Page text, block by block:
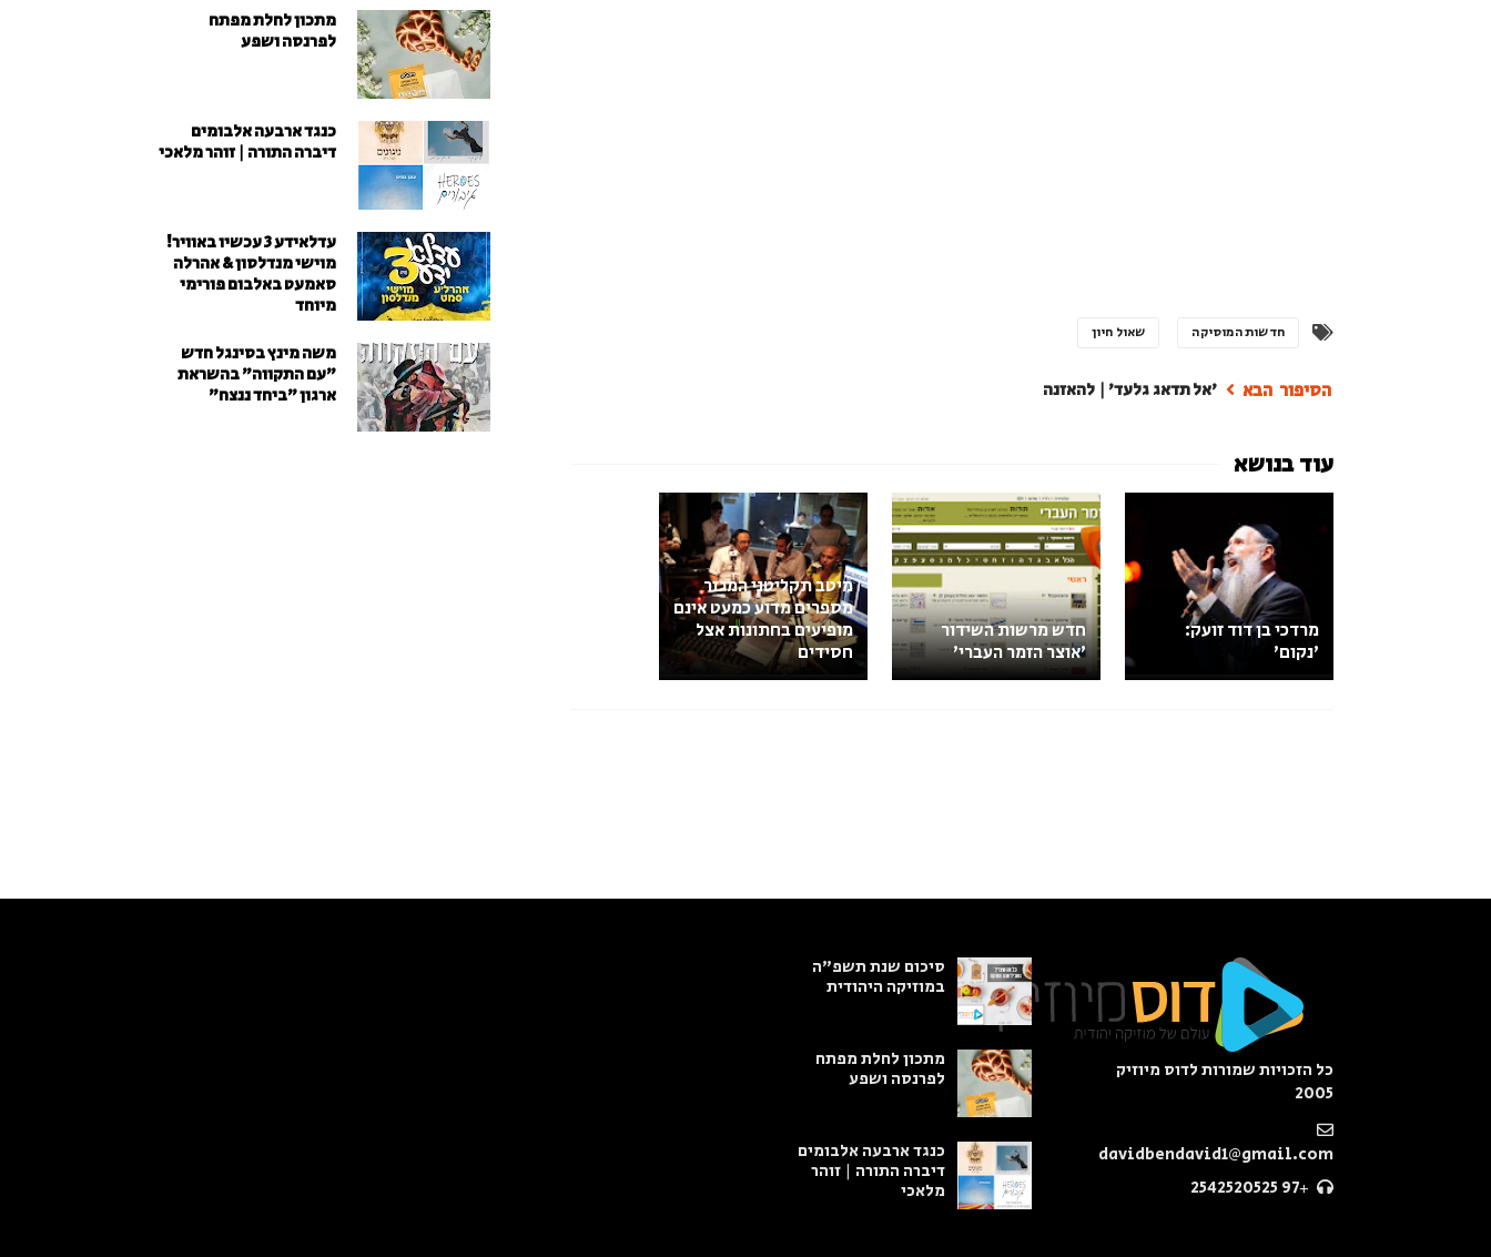
חדשות המוסיקה שאול חיון
'אל תדאג גלעד' | להאזנה
מרדכי בן דוד זועק:
'נקום'
חדש מרשות השידור
'אוצר הזמר העברי'
מיטב תקליטני המגזר
מספרים מדוע כמעט אינם
מופיעים בחתונות אצל
חסידים
מתכון לחלת מפתח
לפרנסה ושפע
כנגד ארבעה אלבומים
דיברה התורה | זוהר מלאכי
עדלאידע 3 עכשיו באוויר!
מוישי מנדלסון & אהרלה
סאמעט באלבום פורימי
מיוחד
משה מינץ בסינגל חדש
״עם התקווה״ בהשראת
ארגון "ביחד ננצח"
כל הזכויות שמורות לדוס מיוזיק
2005
davidbendavid1@gmail.com
+97 2542520525
סיכום שנת תשפ"ה
במוזיקה היהודית
מתכון לחלת מפתח
לפרנסה ושפע
כנגד ארבעה אלבומים
דיברה התורה | זוהר
מלאכי